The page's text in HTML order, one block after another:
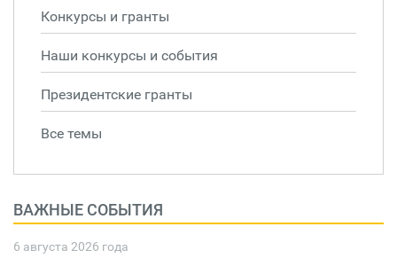
Конкурсы и гранты
Наши конкурсы и события
Президентские гранты
Все темы
ВАЖНЫЕ СОБЫТИЯ
6 августа 2026 года